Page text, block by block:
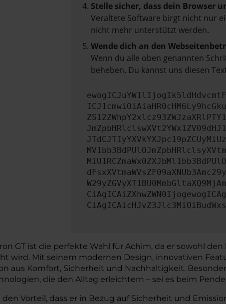
Stelle sicher, dass dein Browser
Veraltete Software birgt nicht nur
nicht mehr unterstützt werden.
Wende dich an den
Wenn du alle oben genannten
beheben. Du kannst uns diesen
GT ist die perfekte Wahl für Achim, da er sowohl
wird. Mit seinem modernen Design, innovativen
aus Komfort, Sicherheit und Nachhaltigkeit.
die den Alltag erleichtern – sei es beim
Vorteil, dass er in Bezug auf Sicherheit und